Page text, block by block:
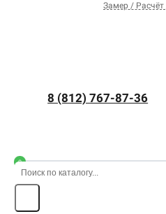
Замер /
8 (812) 767-87-36
0